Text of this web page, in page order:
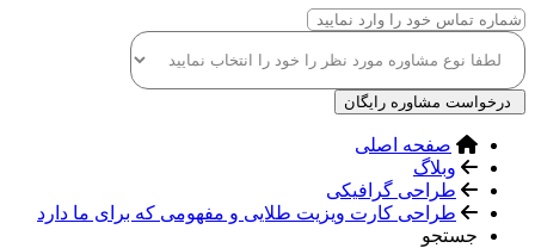
درخواست مشاوره رایگان
صفحه اصلی
وبلاگ
طراحی گرافیکی
طراحی کارت ویزیت طلایی و مفهومی که برای ما دارد
جستجو